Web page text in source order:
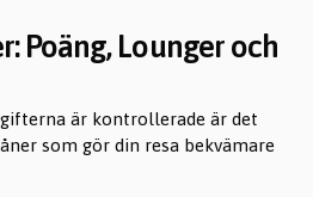
Poäng, Lounger och
är kontrollerade är det
som gör din resa bekvämare